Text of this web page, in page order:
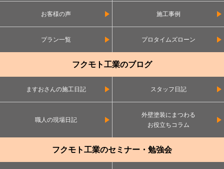
お客様の声 施工事例
プラン一覧 プロタイムズローン
フクモト工業のブログ
ますおさんの施工日記 スタッフ日記
職人の現場日記
外壁塗装にまつわる
お役立ちコラム
フクモト工業のセミナー・勉強会